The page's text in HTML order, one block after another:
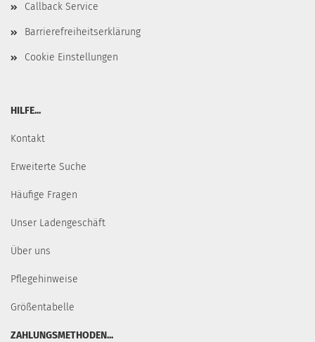
Callback Service
Barrierefreiheitserklärung
Cookie Einstellungen
HILFE...
Kontakt
Erweiterte Suche
Häufige Fragen
Unser Ladengeschäft
Über uns
Pflegehinweise
Größentabelle
ZAHLUNGSMETHODEN...